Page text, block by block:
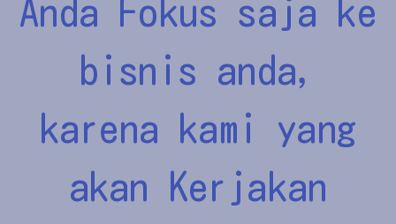
Anda Fokus saja ke
bisnis anda,
karena kami yang
akan Kerjakan